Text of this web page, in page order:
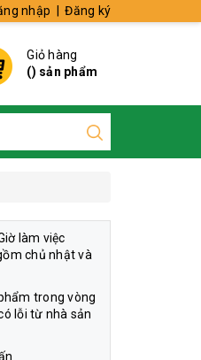
nhập Đăng ký
Giỏ hàng
() sản phẩm
làm việc
chủ nhật và
trong vòng
lỗi từ nhà sản